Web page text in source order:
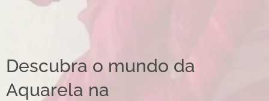
Descubra o mundo da
Aquarela na